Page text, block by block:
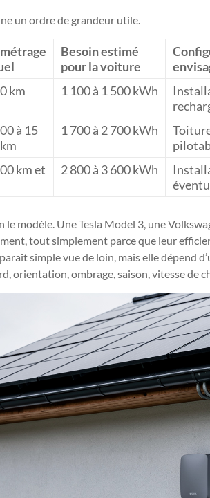
un ordre de grandeur utile.
Besoin estimé
pour la voiture
km 1 100 à 1 500 kWh
à 15
1 700 à 2 700 kWh
km et
2 800 à 3 600 kWh
le modèle. Une Tesla Model 3, une
tout simplement parce que leur
simple vue de loin, mais elle dépend
orientation, ombrage, saison, vitesse de